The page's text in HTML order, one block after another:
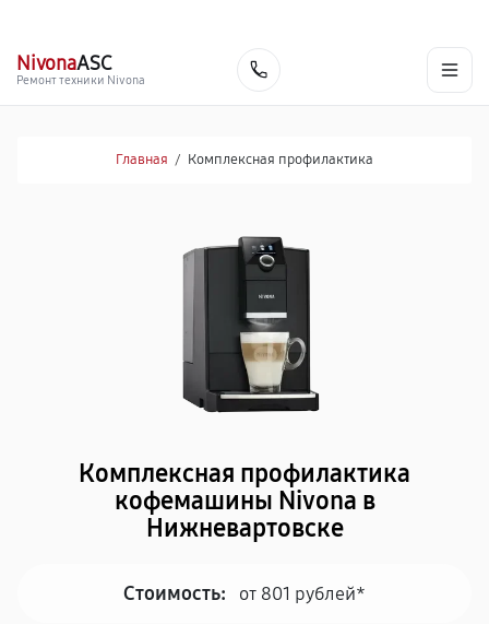
NivonaASC
Ремонт техники Nivona
Главная / Комплексная профилактика
Комплексная профилактика
кофемашины Nivona в
Нижневартовске
Стоимость: от 801 рублей*